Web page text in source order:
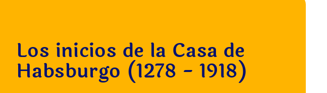
Los inicios de la Casa de
Habsburgo (1278 - 1918)